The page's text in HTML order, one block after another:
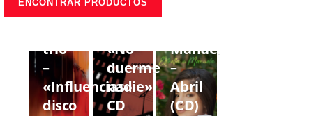
Lorenzo
trío
–
«Influencias»
disco
Gregorio
«No
duerme
nadie»
CD
Manuela
–
Abril
(CD)